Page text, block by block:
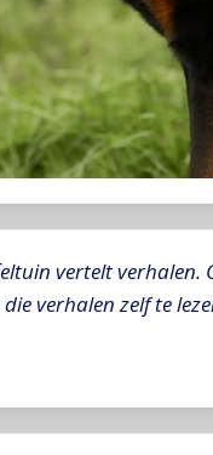
vertelt verhalen.
verhalen zelf te